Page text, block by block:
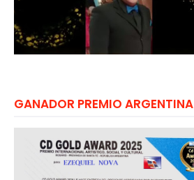
GANADOR PREMIO ARGENTINA